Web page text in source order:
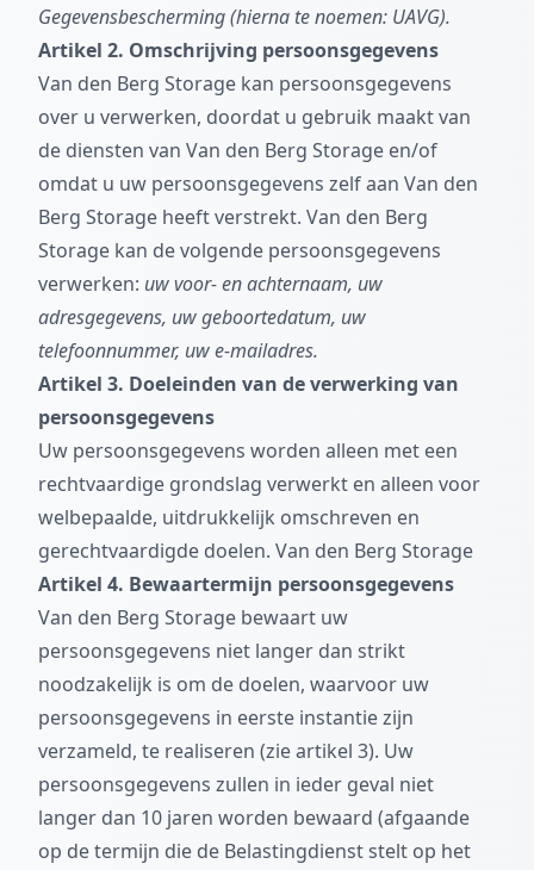
Gegevensbescherming (hierna te noemen: UAVG).
Artikel 2. Omschrijving persoonsgegevens
Van den Berg Storage kan persoonsgegevens
over u verwerken, doordat u gebruik maakt van
de diensten van Van den Berg Storage en/of
omdat u uw persoonsgegevens zelf aan Van den
Berg Storage heeft verstrekt. Van den Berg
Storage kan de volgende persoonsgegevens
verwerken: uw voor- en achternaam, uw
adresgegevens, uw geboortedatum, uw
telefoonnummer, uw e-mailadres.
Artikel 3. Doeleinden van de verwerking van
persoonsgegevens
Uw persoonsgegevens worden alleen met een
rechtvaardige grondslag verwerkt en alleen voor
welbepaalde, uitdrukkelijk omschreven en
gerechtvaardigde doelen. Van den Berg Storage
Artikel 4. Bewaartermijn persoonsgegevens
Van den Berg Storage bewaart uw
persoonsgegevens niet langer dan strikt
noodzakelijk is om de doelen, waarvoor uw
persoonsgegevens in eerste instantie zijn
verzameld, te realiseren (zie artikel 3). Uw
persoonsgegevens zullen in ieder geval niet
langer dan 10 jaren worden bewaard (afgaande
op de termijn die de Belastingdienst stelt op het